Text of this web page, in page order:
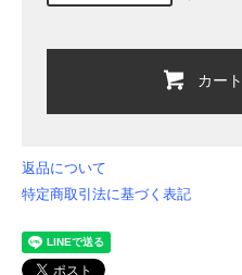
カー
返品について
特定商取引法に基づく表記